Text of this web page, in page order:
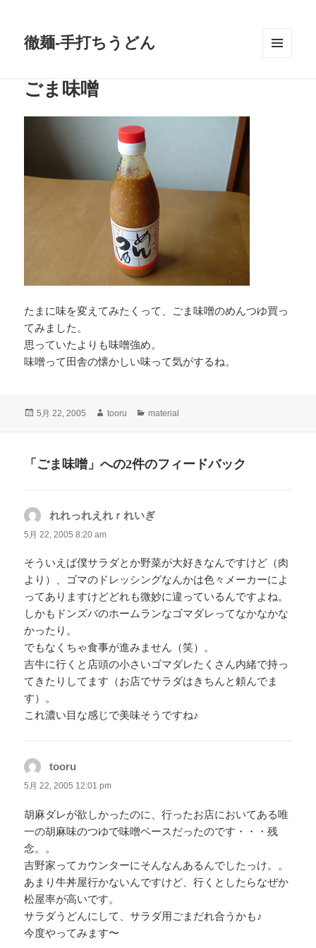
徹麺-手打ちうどん
ごま味噌
たまに味を変えてみたくって、ごま味噌のめんつゆ買っ
てみました。
思っていたよりも味噌強め。
味噌って田舎の懐かしい味って気がするね。
投
5月 22, 2005
作
tooru
カ
ー
material
「ごま味噌」への2件のフィードバック
れれっれえれｒれいぎ
5月 22, 2005 8:20 am
そういえば僕サラダとか野菜が大好きなんですけど（肉
より）、ゴマのドレッシングなんかは色々メーカーによ
ってありますけどどれも微妙に違っているんですよね。
しかもドンズバのホームランなゴマダレってなかなかな
かったり。
でもなくちゃ食事が進みません（笑）。
吉牛に行くと店頭の小さいゴマダレたくさん内緒で持っ
てきたりしてます（お店でサラダはきちんと頼んでま
す）。
これ濃い目な感じで美味そうですね♪
tooru
り:
5月 22, 2005 12:01 pm
胡麻ダレが欲しかったのに、行ったお店においてある唯
一の胡麻味のつゆで味噌ベースだったのです・・・残
念。。
吉野家ってカウンターにそんなんあるんでしたっけ。。
あまり牛丼屋行かないんですけど、行くとしたらなぜか
松屋率が高いです。
サラダうどんにして、サラダ用ごまだれ合うかも♪
今度やってみます〜